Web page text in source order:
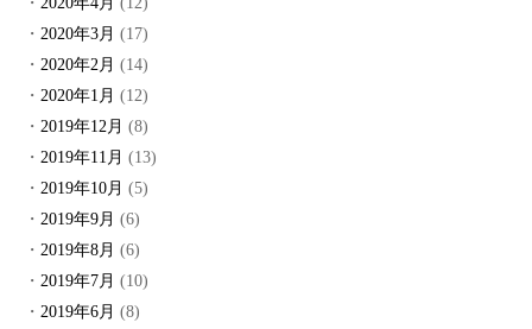
2020年3月 (17)
2020年2月 (14)
2020年1月 (12)
2019年12月 (8)
2019年11月 (13)
2019年10月 (5)
2019年9月 (6)
2019年8月 (6)
2019年7月 (10)
2019年6月 (8)